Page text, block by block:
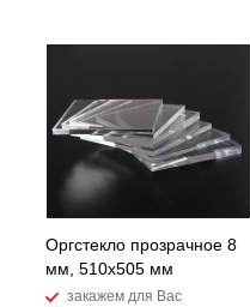
Оргстекло прозрачное 8
мм, 510x505 мм
закажем для Вас